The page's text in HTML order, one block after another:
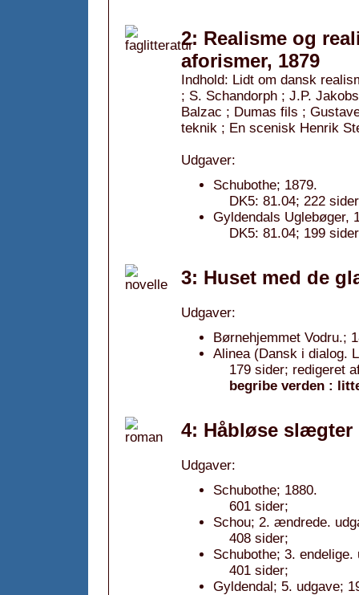
2: Realisme og
aforismer, 1879
Indhold: Lidt om dansk
; S. Schandorph ; J.P.
Balzac ; Dumas fils ;
teknik ; En scenisk Henrik
Udgaver:
Schubothe; 1879.
DK5: 81.04; 222
Gyldendals Uglebøger,
DK5: 81.04; 199
3: Huset med de
Udgaver:
Børnehjemmet Vodru.;
Alinea (Dansk i dialog.
179 sider; redigeret
begribe verden :
4: Håbløse slægter
Udgaver:
Schubothe; 1880.
601 sider;
Schou; 2. ændrede.
408 sider;
Schubothe; 3. endelige.
401 sider;
Gyldendal; 5. udgave;